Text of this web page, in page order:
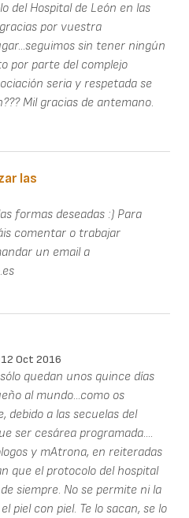
del Hospital de León en las
por vuestra
sin tener ningún
por parte del complejo
seria y respetada se
Mil gracias de antemano.
las
formas deseadas :) Para
comentar o trabajar
un email a
12 Oct 2016
quedan unos quince días
al mundo...como os
a las secuelas del
ser cesárea programada....
y mAtrona, en reiteradas
que el protocolo del hospital
siempre. No se permite ni la
piel con piel. Te lo sacan, se lo